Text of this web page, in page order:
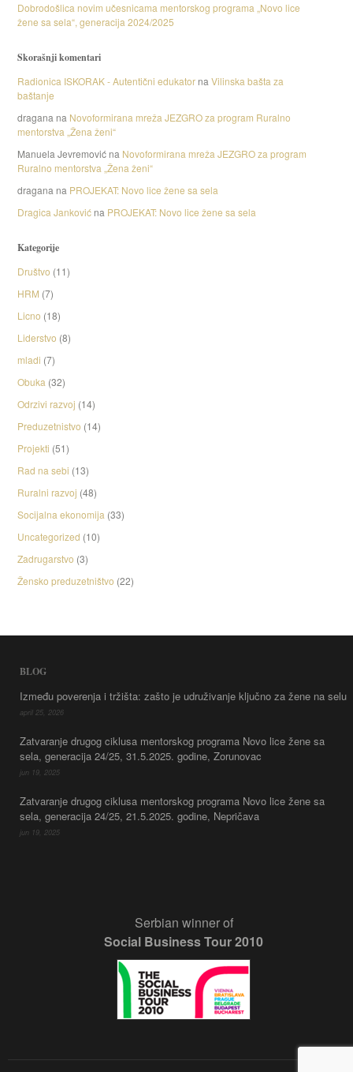
Dobrodošlica novim učesnicama mentorskog programa „Novo lice
žene sa sela“, generacija 2024/2025
Skorašnji komentari
Radionica ISKORAK - Autentični edukatorna Vilinska bašta za
baštanje
dragana na Novoformirana mreža JEZGRO za program Ruralno
mentorstva „Žena ženi“
Manuela Jevremovićna Novoformirana mreža JEZGRO za program
Ruralno mentorstva „Žena ženi“
dragana na PROJEKAT: Novo lice žene sa sela
Dragica Jankovićna PROJEKAT: Novo lice žene sa sela
Kategorije
Društvo (11)
HRM (7)
Licno (18)
Liderstvo (8)
mladi (7)
Obuka (32)
Odrzivi razvoj (14)
Preduzetnistvo (14)
Projekti (51)
Rad na sebi (13)
Ruralni razvoj (48)
Socijalna ekonomija (33)
Uncategorized (10)
Zadrugarstvo (3)
Žensko preduzetništvo (22)
BLOG
Između poverenja i tržišta: zašto je udruživanje ključno za žene na selu
april 25, 2026
Zatvaranje drugog ciklusa mentorskog programa Novo lice žene sa
sela, generacija 24/25, 31.5.2025. godine, Zorunovac
jun 19, 2025
Zatvaranje drugog ciklusa mentorskog programa Novo lice žene sa
sela, generacija 24/25, 21.5.2025. godine, Nepričava
jun 19, 2025
Serbian winner of
Social Business Tour 2010